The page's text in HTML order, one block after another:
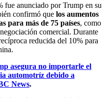
fue anunciado por Trump en su
confirmó que los aumentos
para más de 75 países, como
comercial. Durante
reducida del 10% para
asegura no importarle el
automotríz debido a
News.